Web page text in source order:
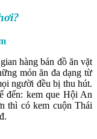
hàng bán đồ ăn vặt
món ăn đa dạng từ
người đều bị thu hút.
đến: kem que Hội An
thì có kem cuộn Thái